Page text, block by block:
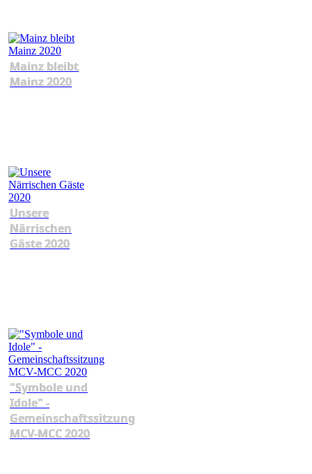
Mainz bleibt
Mainz 2020
Unsere
Närrischen
Gäste 2020
"Symbole und
Idole" -
Gemeinschaftssitzung
MCV-MCC 2020